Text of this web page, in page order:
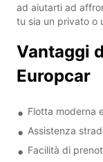
ad aiutarti ad
tu sia un privato o
Vantaggi
Europcar
Flotta moderna
Assistenza
Facilità di